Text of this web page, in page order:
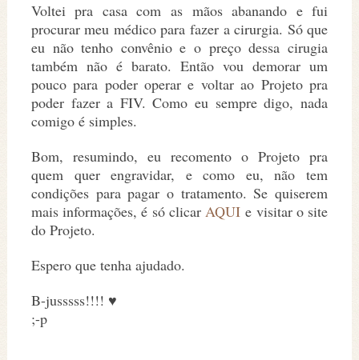
Voltei pra casa com as mãos abanando e fui
procurar meu médico para fazer a cirurgia. Só que
eu não tenho convênio e o preço dessa cirugia
também não é barato. Então vou demorar um
pouco para poder operar e voltar ao Projeto pra
poder fazer a FIV. Como eu sempre digo, nada
comigo é simples.
Bom, resumindo, eu recomento o Projeto pra
quem quer engravidar, e como eu, não tem
condições para pagar o tratamento. Se quiserem
mais informações, é só clicarAQUI e visitar o site
do Projeto.
Espero que tenha ajudado.
B-jusssss!!!! ♥
;-p